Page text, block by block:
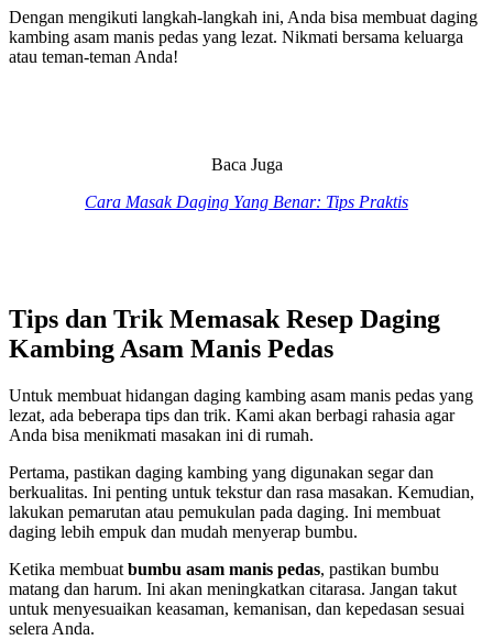
Dengan mengikuti langkah-langkah ini, Anda bisa membuat daging
kambing asam manis pedas yang lezat. Nikmati bersama keluarga
atau teman-teman Anda!
Baca Juga
Cara Masak Daging Yang Benar: Tips Praktis
Tips dan Trik Memasak Resep Daging
Kambing Asam Manis Pedas
Untuk membuat hidangan daging kambing asam manis pedas yang
lezat, ada beberapa tips dan trik. Kami akan berbagi rahasia agar
Anda bisa menikmati masakan ini di rumah.
Pertama, pastikan daging kambing yang digunakan segar dan
berkualitas. Ini penting untuk tekstur dan rasa masakan. Kemudian,
lakukan pemarutan atau pemukulan pada daging. Ini membuat
daging lebih empuk dan mudah menyerap bumbu.
Ketika membuat bumbu asam manis pedas, pastikan bumbu
matang dan harum. Ini akan meningkatkan citarasa. Jangan takut
untuk menyesuaikan keasaman, kemanisan, dan kepedasan sesuai
selera Anda.